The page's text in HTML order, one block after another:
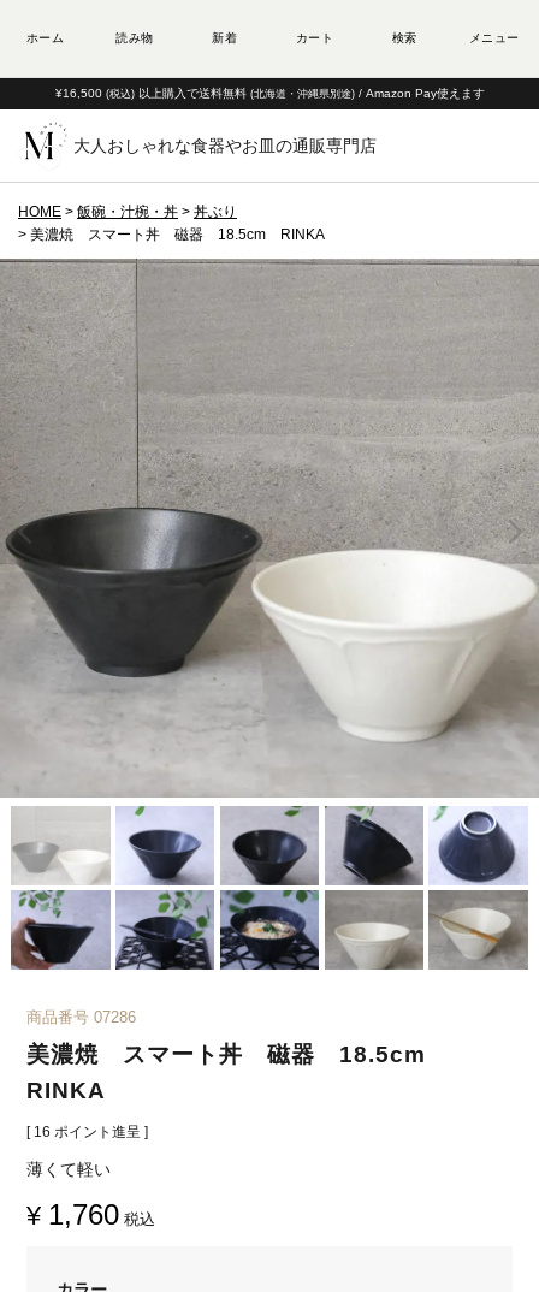
¥16,500 (税込) 以上購入で送料無料 (北海道・沖縄県別途) / Amazon Pay使えます
大人おしゃれな食器やお皿の通販専門店
HOME 飯碗・汁椀・丼
丼ぶり
美濃焼 スマート丼 磁器 18.5cm RINKA
商品番号 07286
美濃焼 スマート丼 磁器 18.5cm
RINKA
[ 16 ポイント進呈 ]
薄くて軽い
¥ 1,760 税込